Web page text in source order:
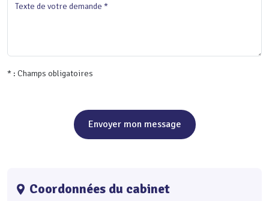
Texte de votre demande *
* : Champs obligatoires
Envoyer mon message
Coordonnées du cabinet